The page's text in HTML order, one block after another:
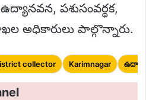
పశుసంవర్ధక,
అధికారులు పాల్గొన్నారు.
collector Karimnagar